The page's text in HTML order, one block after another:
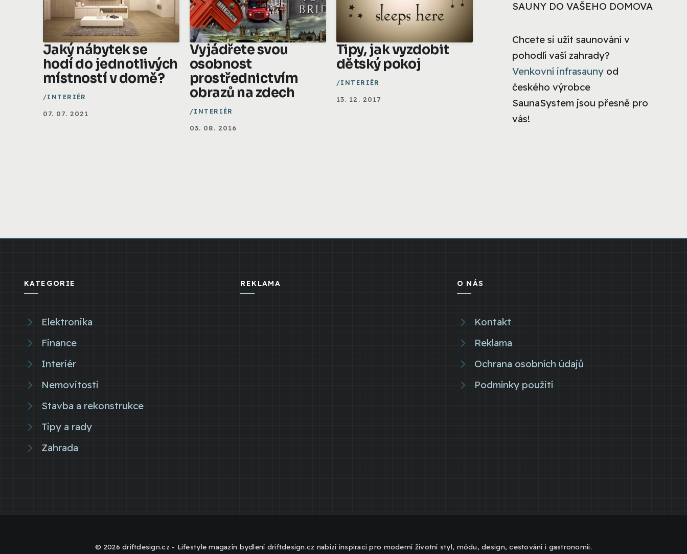
Jaký nábytek se
hodí do jednotlivých
místností v domě?
INTERIÉR
07. 07. 2021
Vyjádřete svou
osobnost
prostřednictvím
obrazů na zdech
INTERIÉR
03. 08. 2016
Tipy, jak vyzdobit
dětský pokoj
INTERIÉR
13. 12. 2017
SAUNY DO VAŠEHO DOMOVA
Chcete si užít saunování v
pohodlí vaší zahrady?
Venkovní infrasauny od
českého výrobce
SaunaSystem jsou přesně pro
vás!
KATEGORIE
Elektronika
Finance
Interiér
Nemovitosti
Stavba a rekonstrukce
Tipy a rady
Zahrada
REKLAMA O NÁS
Kontakt
Reklama
Ochrana osobních údajů
Podmínky použití
© 2026 driftdesign.cz - Lifestyle magazín bydlení driftdesign.cz nabízí inspiraci pro moderní životní styl, módu, design, cestování i gastronomii.